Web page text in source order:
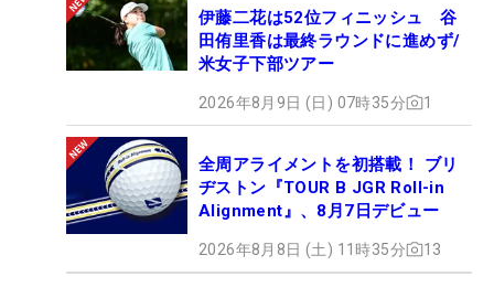
伊藤二花は52位フィニッシュ 谷
田侑里香は最終ラウンドに進めず/
米女子下部ツアー
2026年8月9日 (日) 07時35分 1
全周アライメントを初搭載！ ブリ
ヂストン『TOUR B JGR Roll-in
Alignment』、8月7日デビュー
2026年8月8日 (土) 11時35分 13